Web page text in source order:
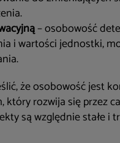
– osobowość
i wartości jednostki,
że osobowość jest
który rozwija się przez
są względnie stałe i